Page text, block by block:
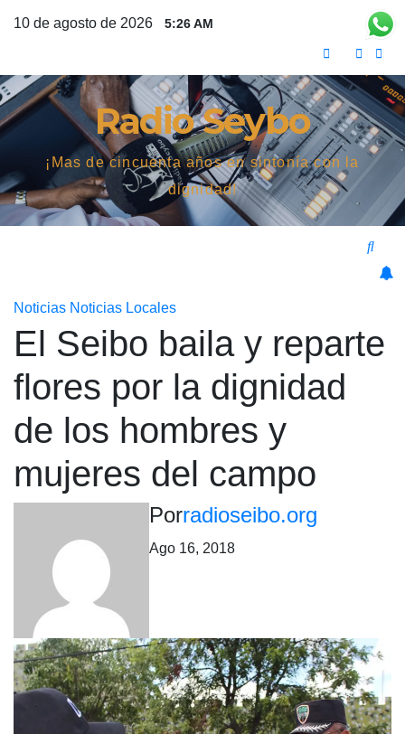
10 de agosto de 2026 5:26 AM
Radio Seybo
¡Mas de cincuenta años en sintonía con la
dignidad!
Noticias Noticias Locales
El Seibo baila y reparte
flores por la dignidad
de los hombres y
mujeres del campo
Porradioseibo.org
Ago 16, 2018